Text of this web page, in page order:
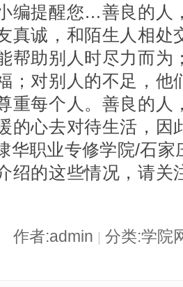
编提醒您…善良的人
真诚，和陌生人相处
帮助别人时尽力而为
；对别人的不足，他
重每个人。善良的人
的心去对待生活，因
华职业专修学院/石
绍的这些情况，请关
作者:admin 分类:学院